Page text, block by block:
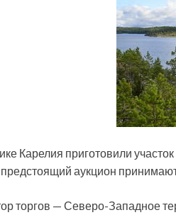
Карелия приготовили
аукцион
торгов — Северо-Западное